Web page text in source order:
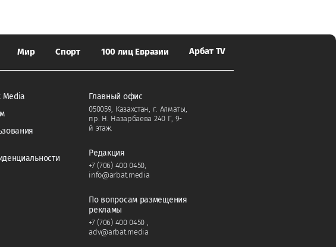
Мир Спорт 100 лиц Евразии Арбат TV
Media
Главный офис
050059, Казахстан, г. Алматы,
пр. Н. Назарбаева 240 Г, 9-
й этаж.
Редакция
+7 (706) 400 0450
info@arbat.media
По вопросам размещения
рекламы
+7 (706) 400 0450
adv@arbat.media